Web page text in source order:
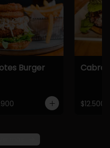
Burger Cabra
$12.500